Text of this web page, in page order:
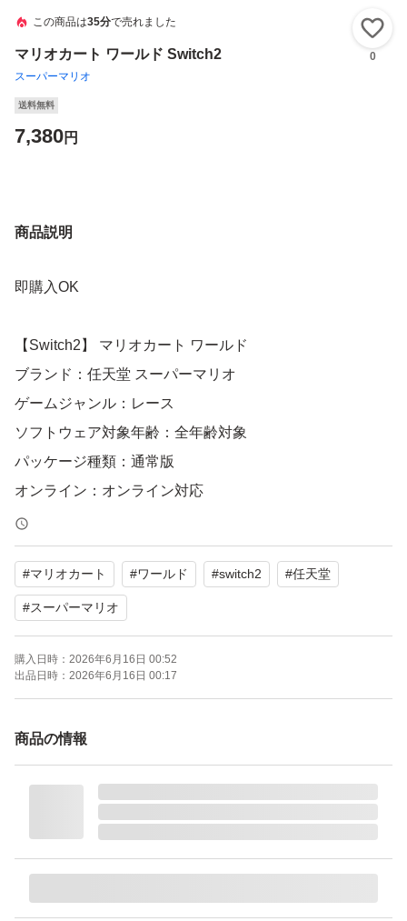
この商品は35分で売れました
マリオカート ワールド Switch2
スーパーマリオ
0
送料無料
7,380円
商品説明
即購入OK
【Switch2】 マリオカート ワールド
ブランド：任天堂 スーパーマリオ
ゲームジャンル：レース
ソフトウェア対象年齢：全年齢対象
パッケージ種類：通常版
オンライン：オンライン対応
プレイモード：TVモード対応 テーブルモード対応 携帯モ
ード対応
携帯モードプレイ人数：1.0 人
#マリオカート #ワールド #switch2 #任天堂
#スーパーマリオ
購入日時： 2026年6月16日 00:52
出品日時： 2026年6月16日 00:17
商品の情報